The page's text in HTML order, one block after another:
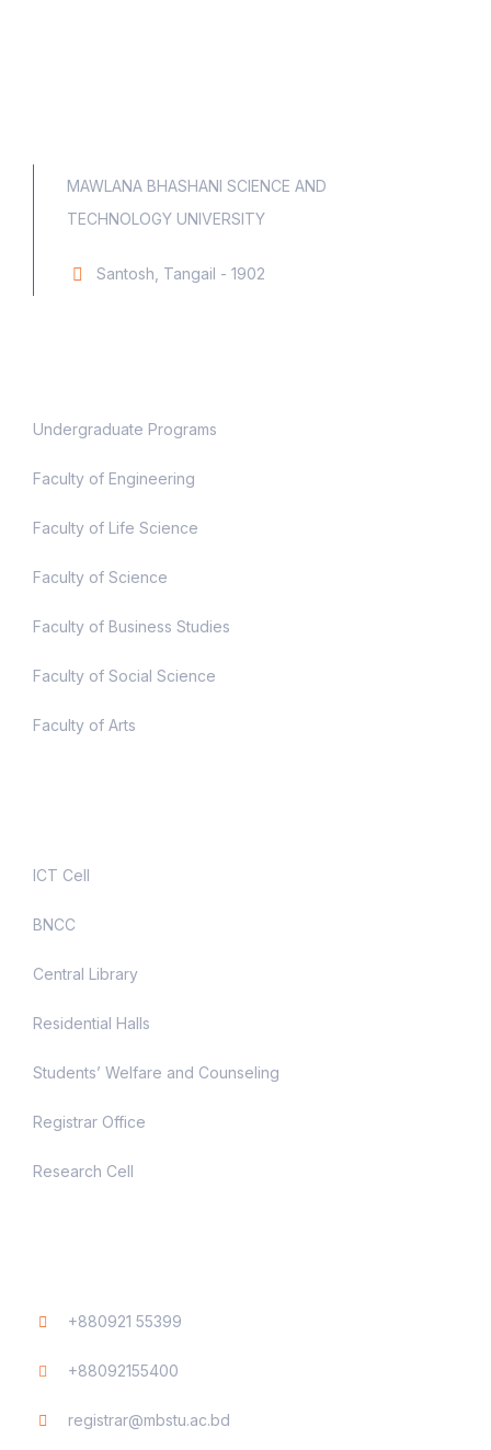
MAWLANA BHASHANI SCIENCE AND
TECHNOLOGY UNIVERSITY
Santosh, Tangail - 1902
Undergraduate Programs
Faculty of Engineering
Faculty of Life Science
Faculty of Science
Faculty of Business Studies
Faculty of Social Science
Faculty of Arts
ICT Cell
BNCC
Central Library
Residential Halls
Students’ Welfare and Counseling
Registrar Office
Research Cell
+880921 55399
+88092155400
registrar@mbstu.ac.bd